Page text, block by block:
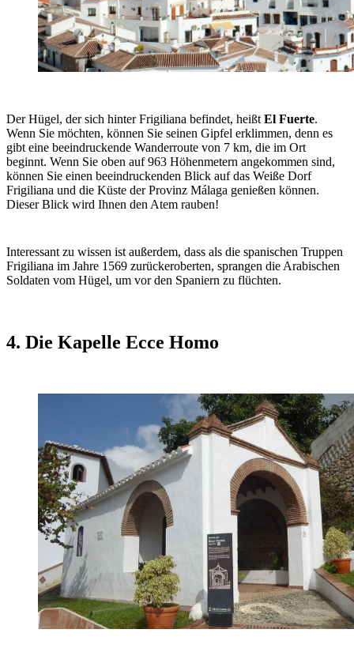
Der Hügel, der sich hinter Frigiliana befindet, heißt El Fuerte.
Wenn Sie möchten, können Sie seinen Gipfel erklimmen, denn es
gibt eine beeindruckende Wanderroute von 7 km, die im Ort
beginnt. Wenn Sie oben auf 963 Höhenmetern angekommen sind,
können Sie einen beeindruckenden Blick auf das Weiße Dorf
Frigiliana und die Küste der Provinz Málaga genießen können.
Dieser Blick wird Ihnen den Atem rauben!
Interessant zu wissen ist außerdem, dass als die spanischen Truppen
Frigiliana im Jahre 1569 zurückeroberten, sprangen die Arabischen
Soldaten vom Hügel, um vor den Spaniern zu flüchten.
4. Die Kapelle Ecce Homo